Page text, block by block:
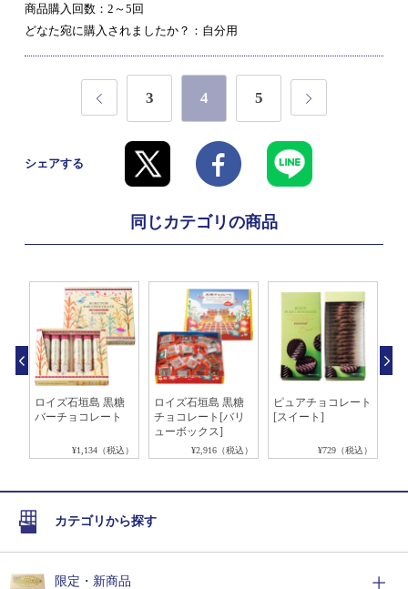
商品購入回数：2～5回
どなた宛に購入されましたか？：自分用
3 4 5
シェアする
同じカテゴリの商品
ロイズ石垣島 黒糖
バーチョコレート
¥1,134（税込）
ロイズ石垣島 黒糖
チョコレート[バリ
ューボックス]
¥2,916（税込）
ピュアチョコレート
[スイート]
¥729（税込）
カテゴリから探す
限定・新商品